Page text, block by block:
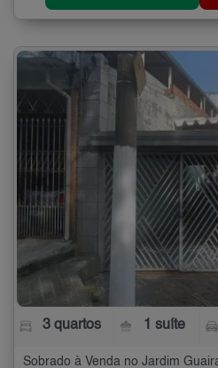
3 quartos 1 suíte
Sobrado à Venda no Jardim